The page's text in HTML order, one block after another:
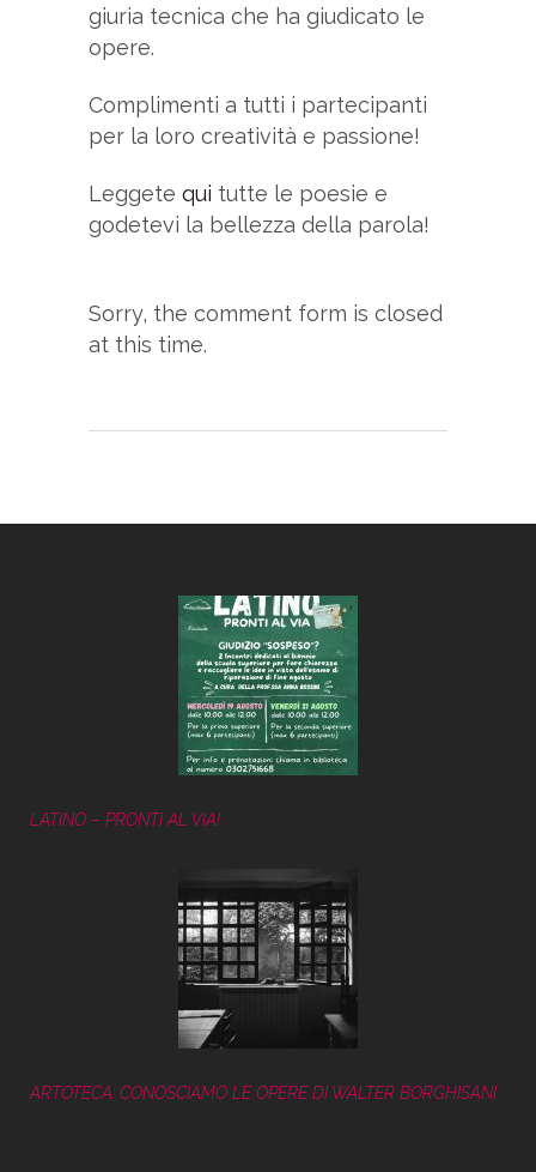
giuria tecnica che ha giudicato le
opere.
Complimenti a tutti i partecipanti
per la loro creatività e passione!
Leggete qui tutte le poesie e
godetevi la bellezza della parola!
Sorry, the comment form is closed
at this time.
LATINO – PRONTI AL VIA!
ARTOTECA: CONOSCIAMO LE OPERE DI WALTER BORGHISANI